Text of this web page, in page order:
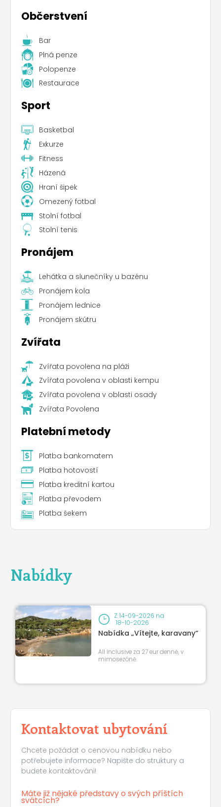
Občerstvení
Bar
Plná penze
Polopenze
Restaurace
Sport
Basketbal
Exkurze
Fitness
Házená
Hraní šipek
Omezený fotbal
Stolní fotbal
Stolní tenis
Pronájem
Lehátka a slunečníky u bazénu
Pronájem kola
Pronájem lednice
Pronájem skútru
Zvířata
Zvířata povolena na pláži
Zvířata povolena v oblasti kempu
Zvířata povolena v oblasti osady
Zvířata Povolena
Platební metody
Platba bankomatem
Platba hotovostí
Platba kreditní kartou
Platba převodem
Platba šekem
Nabídky
Z14-09-2026 na
18-10-2026
Nabídka „Vítejte, karavany“
All inclusive za 27 eur denně, v
mimosezóně.
Kontaktovat ubytování
Chcete požádat o cenovou nabídku nebo
potřebujete informace? Napište do struktury a
budete kontaktováni!
Máte již nějaké představy o svých příštích
svátcích?
Leaflet |©Koobcamp S.r.l.